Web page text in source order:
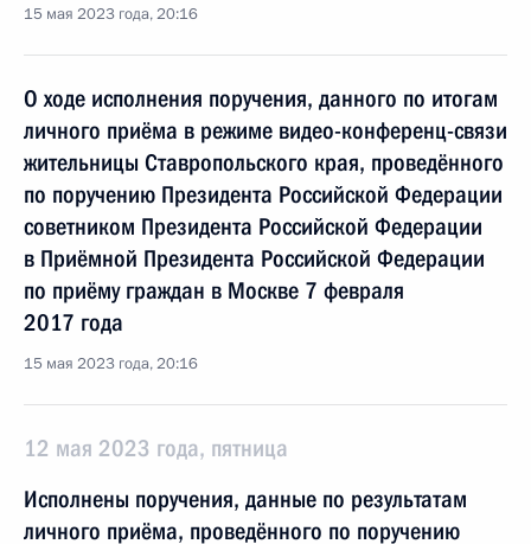
15 мая 2023 года, 20:16
О ходе исполнения поручения, данного по итогам
личного приёма в режиме видео-конференц-связи
жительницы Ставропольского края, проведённого
по поручению Президента Российской Федерации
советником Президента Российской Федерации
в Приёмной Президента Российской Федерации
по приёму граждан в Москве 7 февраля
2017 года
15 мая 2023 года, 20:16
12 мая 2023 года, пятница
Исполнены поручения, данные по результатам
личного приёма, проведённого по поручению